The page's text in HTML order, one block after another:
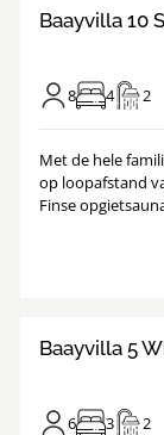
Baayvilla 10
8 4 2
Met de hele
op loopafstand
Finse
Baayvilla 5
6 3 2